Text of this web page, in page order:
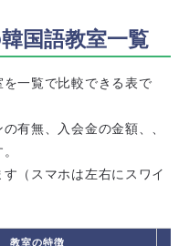
国語教室一覧
一覧で比較できる表で
有無、入会金の金額、、
（スマホは左右にスワイ
教室の特徴